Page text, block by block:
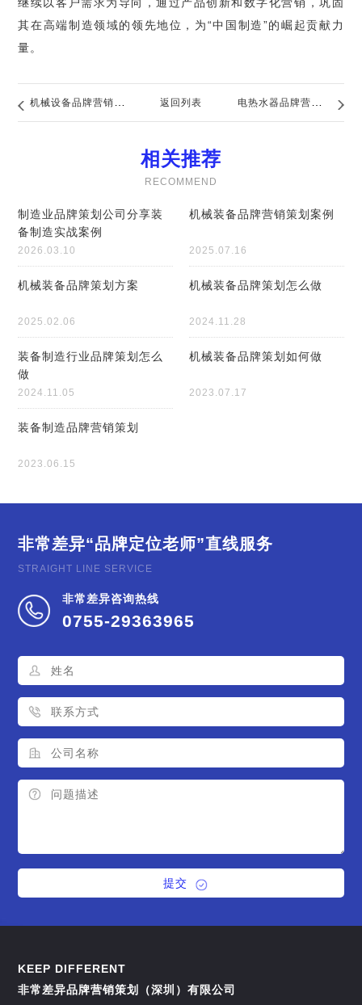
其在高端制造领域的领先地位，为“中国制造”的崛起贡献力
量。
机械设备品牌营销策 返回列表 电热水器品牌营销策
相关推荐
RECOMMEND
制造业品牌策划公司分享装
备制造实战案例
2026.03.10
机械装备品牌营销策划案例
2025.07.16
机械装备品牌策划方案
2025.02.06
机械装备品牌策划怎么做
2024.11.28
装备制造行业品牌策划怎么
做
2024.11.05
机械装备品牌策划如何做
2023.07.17
装备制造品牌营销策划
2023.06.15
非常差异“品牌定位老师”直线服务
STRAIGHT LINE SERVICE
非常差异咨询热线
0755-29363965
提交
KEEP DIFFERENT
非常差异品牌营销策划（深圳）有限公司